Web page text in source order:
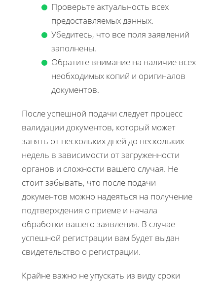
Проверьте актуальность всех
предоставляемых данных.
Убедитесь, что все поля заявлений
заполнены.
Обратите внимание на наличие всех
необходимых копий и оригиналов
документов.
После успешной подачи следует процесс
валидации документов, который может
занять от нескольких дней до нескольких
недель в зависимости от загруженности
органов и сложности вашего случая. Не
стоит забывать, что после подачи
документов можно надеяться на получение
подтверждения о приеме и начала
обработки вашего заявления. В случае
успешной регистрации вам будет выдан
свидетельство о регистрации.
Крайне важно не упускать из виду сроки